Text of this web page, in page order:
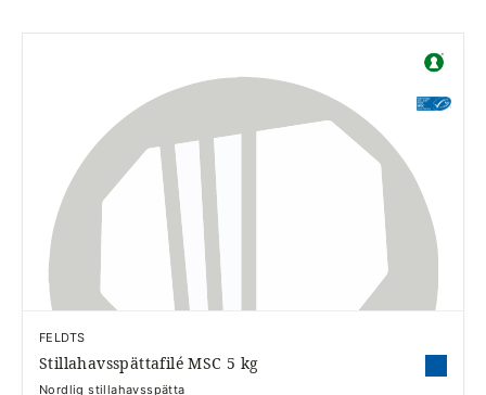
FELDTS
Stillahavsspättafilé MSC 5 kg
Nordlig stillahavsspätta